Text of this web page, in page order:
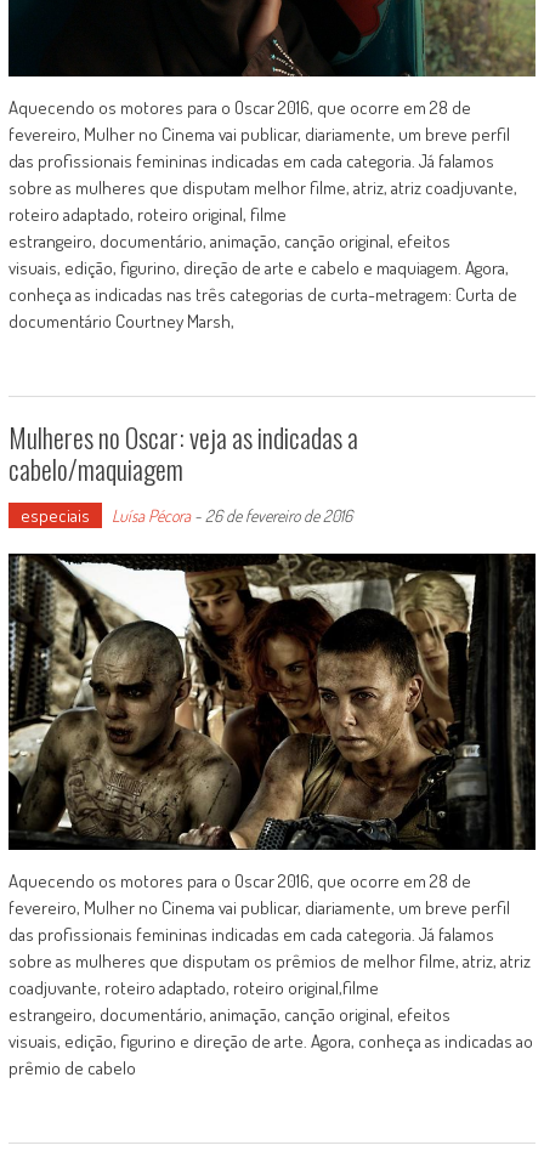
Aquecendo os motores para o Oscar 2016, que ocorre em 28 de
fevereiro, Mulher no Cinema vai publicar, diariamente, um breve perfil
das profissionais femininas indicadas em cada categoria. Já falamos
sobre as mulheres que disputam melhor filme, atriz, atriz coadjuvante,
roteiro adaptado, roteiro original, filme
estrangeiro, documentário, animação, canção original, efeitos
visuais, edição, figurino, direção de arte e cabelo e maquiagem. Agora,
conheça as indicadas nas três categorias de curta-metragem: Curta de
documentário Courtney Marsh,
Mulheres no Oscar: veja as indicadas a
cabelo/maquiagem
especiais Luísa Pécora- 26 de fevereiro de 2016
Aquecendo os motores para o Oscar 2016, que ocorre em 28 de
fevereiro, Mulher no Cinema vai publicar, diariamente, um breve perfil
das profissionais femininas indicadas em cada categoria. Já falamos
sobre as mulheres que disputam os prêmios de melhor filme, atriz, atriz
coadjuvante, roteiro adaptado, roteiro original,filme
estrangeiro, documentário, animação, canção original, efeitos
visuais, edição, figurino e direção de arte. Agora, conheça as indicadas ao
prêmio de cabelo